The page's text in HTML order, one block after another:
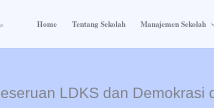
Home Tentang Sekolah Manajemen Sekolah
LDKS dan Demokrasi